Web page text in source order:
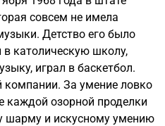
совсем не имела
Детство его было
католическую школу,
играл в баскетбол.
За умение ловко
каждой озорной проделки
шарму и искусному умению